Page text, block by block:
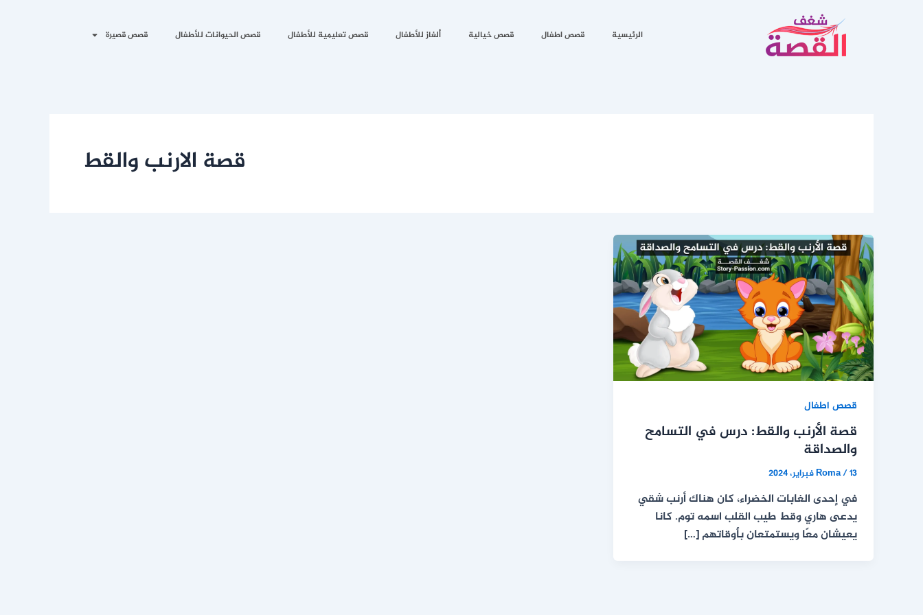
الرئيسية قصص اطفال قصص خيالية ألغاز للأطفال قصص تعليمية للأطفال قصص الحيوانات للأطفال قصص قصيرة
قصة الارنب والقط
قصص اطفال
قصة الأرنب والقط: درس في التسامح
والصداقة
Roma/13 فبراير، 2024
في إحدى الغابات الخضراء، كان هناك أرنب شقي
يدعى هاري وقط طيب القلب اسمه توم. كانا
يعيشان معًا ويستمتعان بأوقاتهم […]